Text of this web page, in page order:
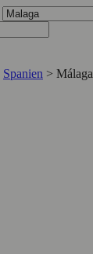
Spanien > Málaga